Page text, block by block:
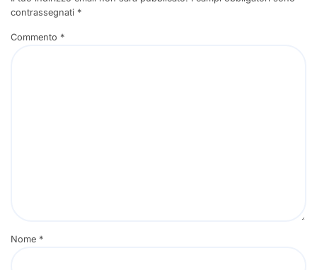
contrassegnati *
Commento *
Nome *